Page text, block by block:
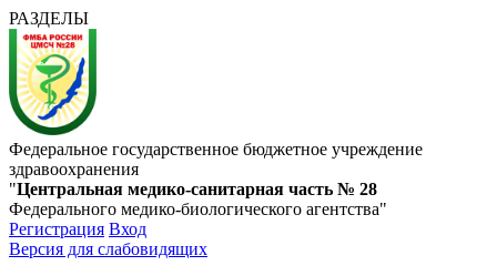
РАЗДЕЛЫ
Федеральное государственное бюджетное учреждение
здравоохранения
"Центральная медико-санитарная часть № 28
Федерального медико-биологического агентства"
Регистрация Вход
Версия для слабовидящих